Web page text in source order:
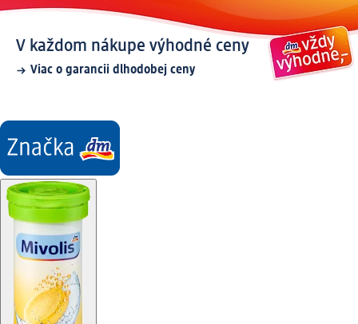
V každom nákupe výhodné ceny
Viac o garancii dlhodobej ceny